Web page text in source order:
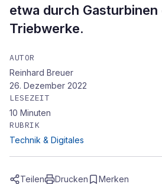
etwa durch Gasturbinen
Triebwerke.
AUTOR
Reinhard Breuer
26. Dezember 2022
LESEZEIT
10 Minuten
RUBRIK
Technik & Digitales
Teilen Drucken Merken